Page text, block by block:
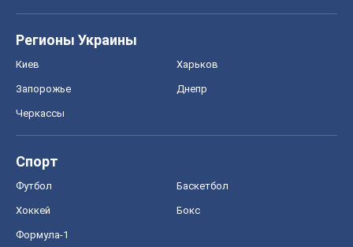
Регионы Украины
Киев Харьков
Запорожье Днепр
Черкассы
Спорт
Футбол Баскетбол
Хоккей Бокс
Формула-1